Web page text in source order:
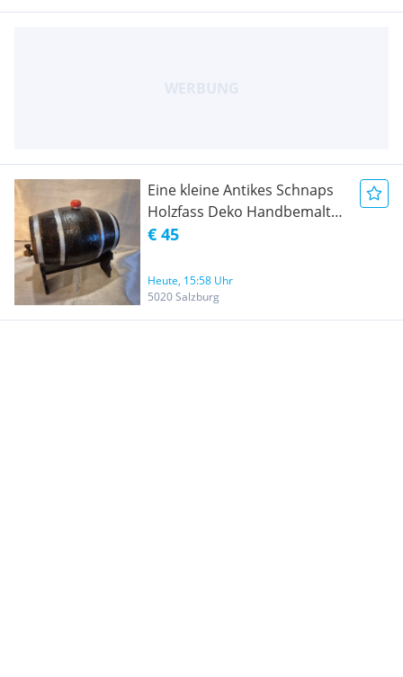
Eine kleine Antikes Schnaps
Holzfass Deko Handbemalt
22cm Bx20cm H
€ 45
Heute, 15:58 Uhr
5020 Salzburg